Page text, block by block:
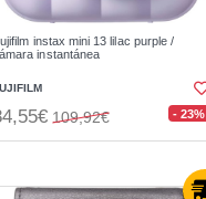
instax mini 13 lilac purple /
instantánea
109,92€ - 23%